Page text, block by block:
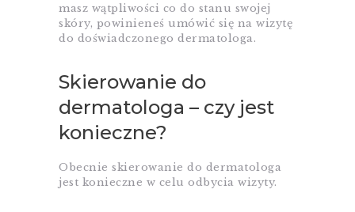
masz wątpliwości co do stanu swojej
skóry, powinieneś umówić się na wizytę
do doświadczonego dermatologa.
Skierowanie do
dermatologa – czy jest
konieczne?
Obecnie skierowanie do dermatologa
jest konieczne w celu odbycia wizyty.